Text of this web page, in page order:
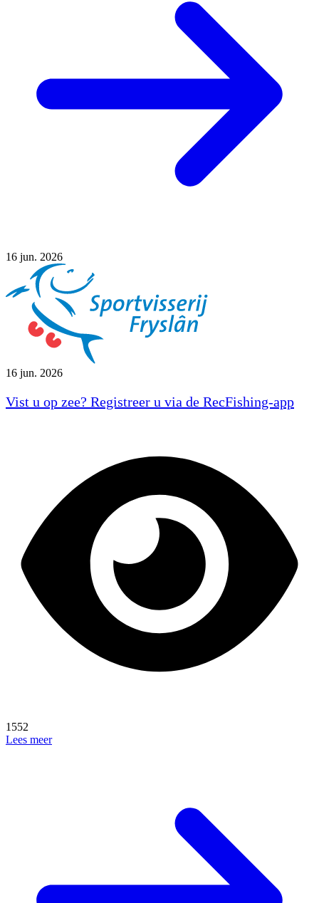
16 jun. 2026
16 jun. 2026
Vist u op zee? Registreer u via de RecFishing-app
1552
Lees meer